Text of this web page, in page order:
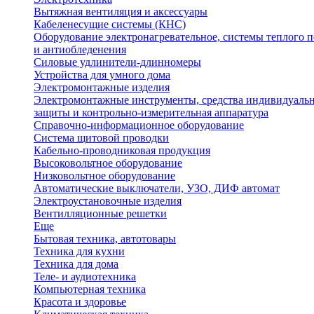
Вытяжная вентиляция и аксессуары
Кабеленесущие системы (КНС)
Оборудование электронагревательное, системы теплого
и антиобледенения
Силовые удлинители-длинномеры
Устройства для умного дома
Электромонтажные изделия
Электромонтажные инструменты, средства
защиты и контрольно-измерительная аппаратура
Справочно-информационное оборудование
Система щитовой проводки
Кабельно-проводниковая продукция
Высоковольтное оборудование
Низковольтное оборудование
Автоматические выключатели, УЗО, ДИФ автомат
Электроустановочные изделия
Вентилляционные решетки
Еще
Бытовая техника, автотовары
Техника для кухни
Техника для дома
Теле- и аудиотехника
Компьютерная техника
Красота и здоровье